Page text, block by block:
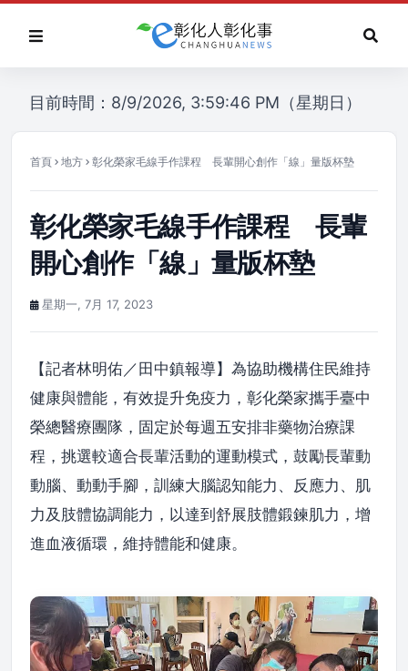
目前時間：8/9/2026, 3:59:46 PM（星期日）
首頁 地方 彰化榮家毛線手作課程 長輩開心創作「線」量版杯墊
彰化榮家毛線手作課程 長輩
開心創作「線」量版杯墊
星期一, 7月 17, 2023
【記者林明佑／田中鎮報導】為協助機構住民維持
健康與體能，有效提升免疫力，彰化榮家攜手臺中
榮總醫療團隊，固定於每週五安排非藥物治療課
程，挑選較適合長輩活動的運動模式，鼓勵長輩動
動腦、動動手腳，訓練大腦認知能力、反應力、肌
力及肢體協調能力，以達到舒展肢體鍛鍊肌力，增
進血液循環，維持體能和健康。